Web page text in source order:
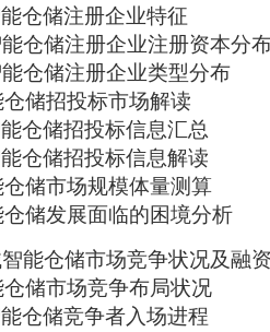
仓储注册企业特征
能仓储注册企业注册资本分
仓储注册企业类型分布
储招投标市场解读
仓储招投标信息汇总
仓储招投标信息解读
储市场规模体量测算
储发展面临的困境分析
能仓储市场竞争状况及融
储市场竞争布局状况
仓储竞争者入场进程